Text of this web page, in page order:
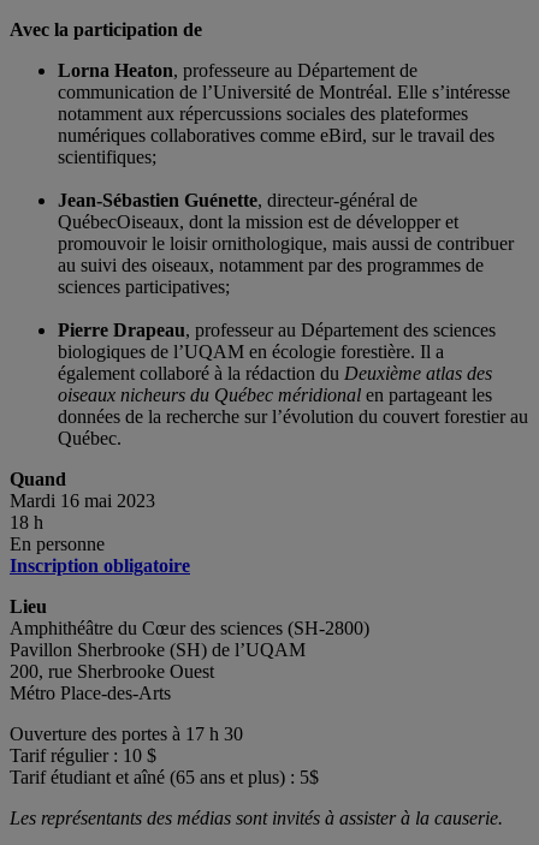
Avec la participation de
Lorna Heaton, professeure au Département de
communication de l’Université de Montréal. Elle s’intéresse
notamment aux répercussions sociales des plateformes
numériques collaboratives comme eBird, sur le travail des
scientifiques;
Jean-Sébastien Guénette, directeur-général de
QuébecOiseaux, dont la mission est de développer et
promouvoir le loisir ornithologique, mais aussi de contribuer
au suivi des oiseaux, notamment par des programmes de
sciences participatives;
Pierre Drapeau, professeur au Département des sciences
biologiques de l’UQAM en écologie forestière. Il a
également collaboré à la rédaction du Deuxième atlas des
oiseaux nicheurs du Québec méridional en partageant les
données de la recherche sur l’évolution du couvert forestier au
Québec.
Quand
Mardi 16 mai 2023
18 h
En personne
Inscription obligatoire
Lieu
Amphithéâtre du Cœur des sciences (SH-2800)
Pavillon Sherbrooke (SH) de l’UQAM
200, rue Sherbrooke Ouest
Métro Place-des-Arts
Ouverture des portes à 17 h 30
Tarif régulier : 10 $
Tarif étudiant et aîné (65 ans et plus) : 5$
Les représentants des médias sont invités à assister à la causerie.